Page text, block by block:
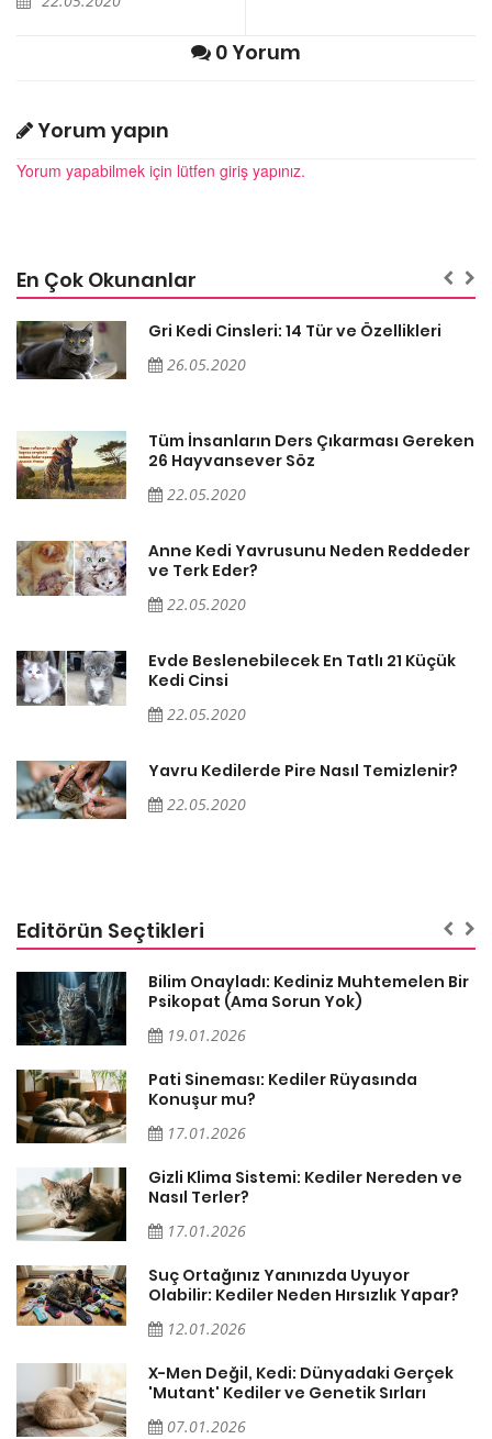
0 Yorum
Yorum yapın
Yorum yapabilmek için lütfen giriş yapınız.
En Çok Okunanlar
Gri Kedi Cinsleri: 14 Tür ve Özellikleri
26.05.2020
Tüm İnsanların Ders Çıkarması Gereken
26 Hayvansever Söz
22.05.2020
Anne Kedi Yavrusunu Neden Reddeder
ve Terk Eder?
22.05.2020
Evde Beslenebilecek En Tatlı 21 Küçük
Kedi Cinsi
22.05.2020
Yavru Kedilerde Pire Nasıl Temizlenir?
22.05.2020
Editörün Seçtikleri
Bilim Onayladı: Kediniz Muhtemelen Bir
Psikopat (Ama Sorun Yok)
19.01.2026
Pati Sineması: Kediler Rüyasında
Konuşur mu?
17.01.2026
Gizli Klima Sistemi: Kediler Nereden ve
Nasıl Terler?
17.01.2026
Suç Ortağınız Yanınızda Uyuyor
Olabilir: Kediler Neden Hırsızlık Yapar?
12.01.2026
X-Men Değil, Kedi: Dünyadaki Gerçek
'Mutant' Kediler ve Genetik Sırları
07.01.2026